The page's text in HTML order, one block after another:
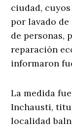
ciudad,
por lavado
de personas,
reparación
informaron
La medida
Inchausti,
localidad